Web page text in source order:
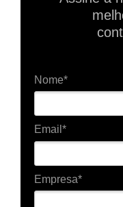
Nome*
Email*
Empresa*